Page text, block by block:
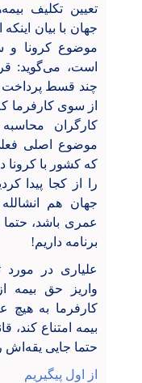
تعیین تکلیف
جهان با بیان
موضوع کرونا و
است، می‌گوید:
چند قسط پرداخت
از سوی کارفرما
کارگران
موضوع اصلی
که کشور با کرونا
را از کجا پیدا
جهان هم
عمری باشد، حتما
برنامه داریم!
علیاری در
واریز حق بیمه
کارفرما به هیچ
بیمه امتناع
حتما جایی یقه‌اش
از اول پیگیریم